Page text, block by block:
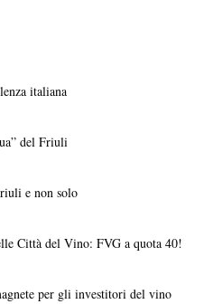
italiana
del Friuli
e non solo
Città del Vino: FVG a quota 40!
per gli investitori del vino